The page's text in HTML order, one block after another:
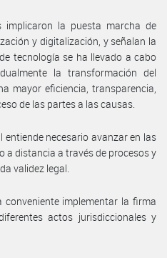
implicaron la puesta marcha de
y digitalización, y señalan la
tecnología se ha llevado a cabo
la transformación del
mayor eficiencia, transparencia,
de las partes a las causas.
entiende necesario avanzar en las
a distancia a través de procesos y
validez legal.
conveniente implementar la firma
actos jurisdiccionales y